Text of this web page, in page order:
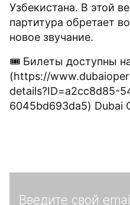
Узбекистана. В этой
партитура обретает
новое звучание.
🎟 Билеты доступны
(https://
details?ID=a2cc8d85-
6045bd693da5) Dubai